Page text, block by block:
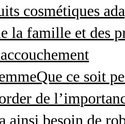
cosmétiques
la famille et des
Que ce soit
de
ainsi besoin de